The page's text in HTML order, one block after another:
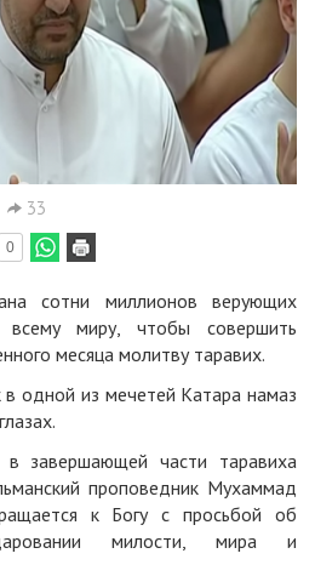
33
0
сотни миллионов верующих
миру, чтобы совершить
месяца молитву таравих.
в одной из мечетей Катара намаз
завершающей части таравиха
проповедник Мухаммад
к Богу с просьбой об
милости, мира и